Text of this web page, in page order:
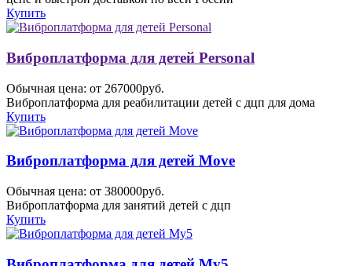
Купить
Виброплатформа для детей Personal
Обычная цена: от 267000руб.
Виброплатформа для реабилитации детей с дцп для дома
Купить
Виброплатформа для детей Move
Обычная цена: от 380000руб.
Виброплатформа для занятий детей с дцп
Купить